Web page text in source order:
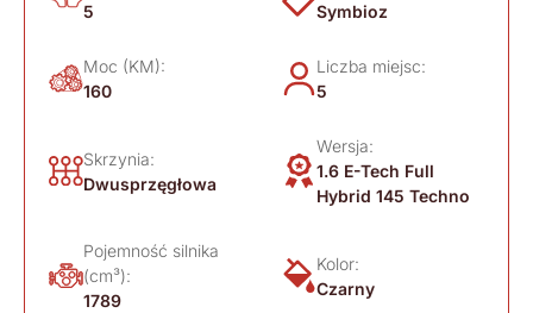
5
Symbioz
Moc (KM):
160
Liczba miejsc:
5
Skrzynia:
Dwusprzęgłowa
Wersja:
1.6 E-Tech Full
Hybrid 145 Techno
Pojemność silnika
(cm³):
1789
Kolor:
Czarny